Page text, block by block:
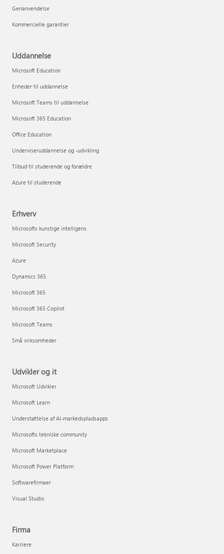
Genanvendelse
Kommercielle garantier
Uddannelse
Microsoft Education
Enheder til uddannelse
Microsoft Teams til uddannelse
Microsoft 365 Education
Office Education
Underviseruddannelse og -udvikling
Tilbud til studerende og forældre
Azure til studerende
Erhverv
Microsofts kunstige intelligens
Microsoft Security
Azure
Dynamics 365
Microsoft 365
Microsoft 365 Copilot
Microsoft Teams
Små virksomheder
Udvikler og it
Microsoft Udvikler
Microsoft Learn
Understøttelse af AI-markedspladsapps
Microsofts tekniske community
Microsoft Marketplace
Microsoft Power Platform
Softwarefirmaer
Visual Studio
Firma
Karriere